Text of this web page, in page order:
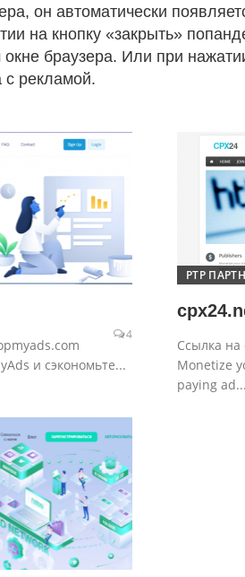
он автоматически
на кнопку «закрыть»
окне браузера. Или при
с рекламой.
4
и сэкономьте...
PTP
Ссылка
Monetize
paying ad...